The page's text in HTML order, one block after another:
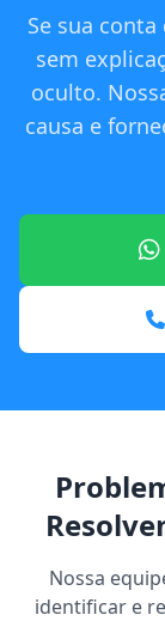
Se sua
sem
oculto.
causa e
Nossa
identificar e